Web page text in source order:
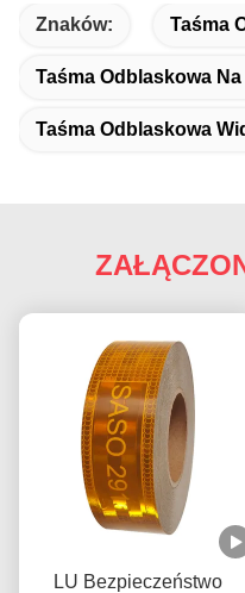
Znaków: Taśma
Taśma Odblaskowa
Taśma Odblaskowa
LU Bezpieczeństwo